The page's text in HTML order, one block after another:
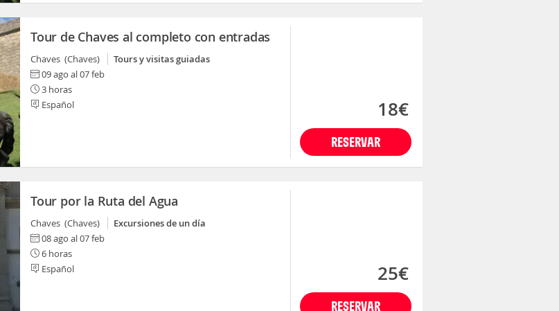
Tour de Chaves al completo con entradas
Chaves (Chaves)
Tours y visitas guiadas
09 ago al 07 feb
3 horas
Español
RESERVAR
18€
Tour por la Ruta del Agua
Chaves (Chaves)
Excursiones de un día
08 ago al 07 feb
6 horas
Español
RESERVAR
25€